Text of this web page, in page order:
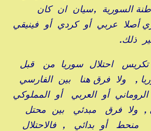
السورية ,سيان ان كان
أصلا عربي أو كردي أو فينيقي
ذلك.
تكريس احتلال سوريا من قبل
, ولا فرق هنا بين الفارسي
الروماني أو العربي أو المملوكي
, ولا فرق مبدئي بين محتل
أو بدائي , فالاحتلال